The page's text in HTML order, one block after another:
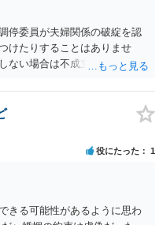
停委員が夫婦関係の破綻を認
けたりすることはありませ
ない場合は不成立になり」、
するなら、夫が離婚に前向き
るほかありません（極端な話
てもよい」として提示された
ないかもしれません）。た
見透かされてしまうと、逆に
る必要があります。 夫が離婚
しろ淡々と調停不成立にして
っていく方が近道であること
弁護士へ相談・依頼した方が
役にたった 1
きる可能性があるように思わ